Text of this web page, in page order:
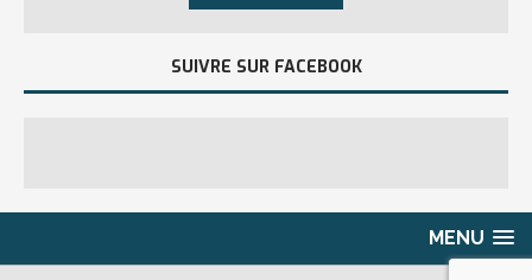
SUIVRE SUR FACEBOOK
MENU